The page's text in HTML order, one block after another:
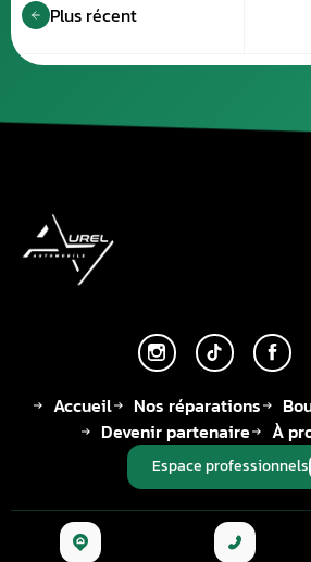
Plus récent
Accueil Nos réparations
Devenir partenaire
À
Espace professionnels